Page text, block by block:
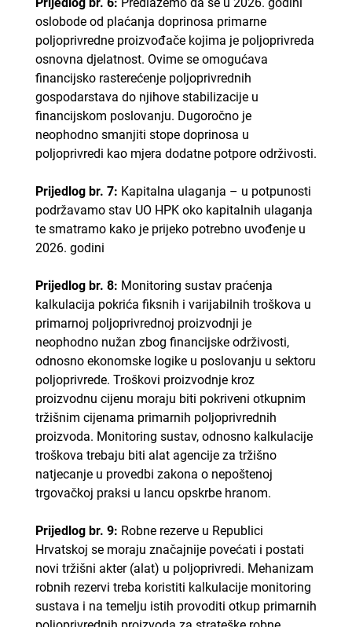
oslobode od plaćanja doprinosa primarne
poljoprivredne proizvođače kojima je poljoprivreda
osnovna djelatnost. Ovime se omogućava
financijsko rasterećenje poljoprivrednih
gospodarstava do njihove stabilizacije u
financijskom poslovanju. Dugoročno je
neophodno smanjiti stope doprinosa u
poljoprivredi kao mjera dodatne potpore održivosti.
Prijedlog br. 7: Kapitalna ulaganja – u potpunosti
podržavamo stav UO HPK oko kapitalnih ulaganja
te smatramo kako je prijeko potrebno uvođenje u
2026. godini
Prijedlog br. 8: Monitoring sustav praćenja
kalkulacija pokrića fiksnih i varijabilnih troškova u
primarnoj poljoprivrednoj proizvodnji je
neophodno nužan zbog financijske održivosti,
odnosno ekonomske logike u poslovanju u sektoru
poljoprivrede. Troškovi proizvodnje kroz
proizvodnu cijenu moraju biti pokriveni otkupnim
tržišnim cijenama primarnih poljoprivrednih
proizvoda. Monitoring sustav, odnosno kalkulacije
troškova trebaju biti alat agencije za tržišno
natjecanje u provedbi zakona o nepoštenoj
trgovačkoj praksi u lancu opskrbe hranom.
Prijedlog br. 9: Robne rezerve u Republici
Hrvatskoj se moraju značajnije povećati i postati
novi tržišni akter (alat) u poljoprivredi. Mehanizam
robnih rezervi treba koristiti kalkulacije monitoring
sustava i na temelju istih provoditi otkup primarnih